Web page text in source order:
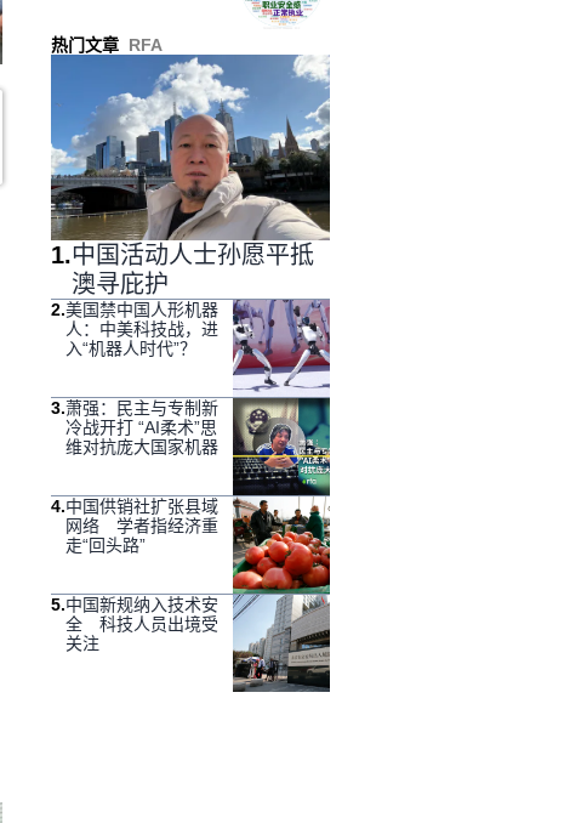
热门文章 RFA
1.中国活动人士孙愿平抵
澳寻庇护
2.美国禁中国人形机器
人：中美科技战，进
入“机器人时代”？
3.萧强：民主与专制新
冷战开打 “AI柔术”思
维对抗庞大国家机器
4.中国供销社扩张县域
网络 学者指经济重
走“回头路”
5.中国新规纳入技术安
全 科技人员出境受
关注